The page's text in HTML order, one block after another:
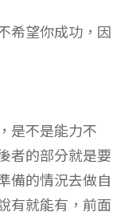
希望你成功，因
是不是能力不
者的部分就是要
備的情況去做自
有就能有，前面